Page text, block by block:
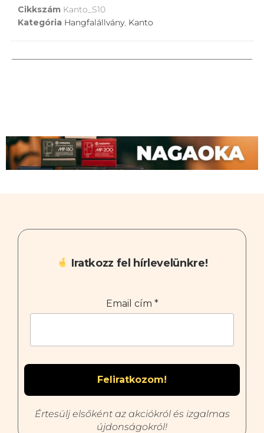
Cikkszám Kanto_S10
Kategória Hangfalállvány, Kanto
Iratkozz fel hírlevelünkre!
Email cím *
Értesülj elsőként az akciókról és izgalmas
újdonságokról!